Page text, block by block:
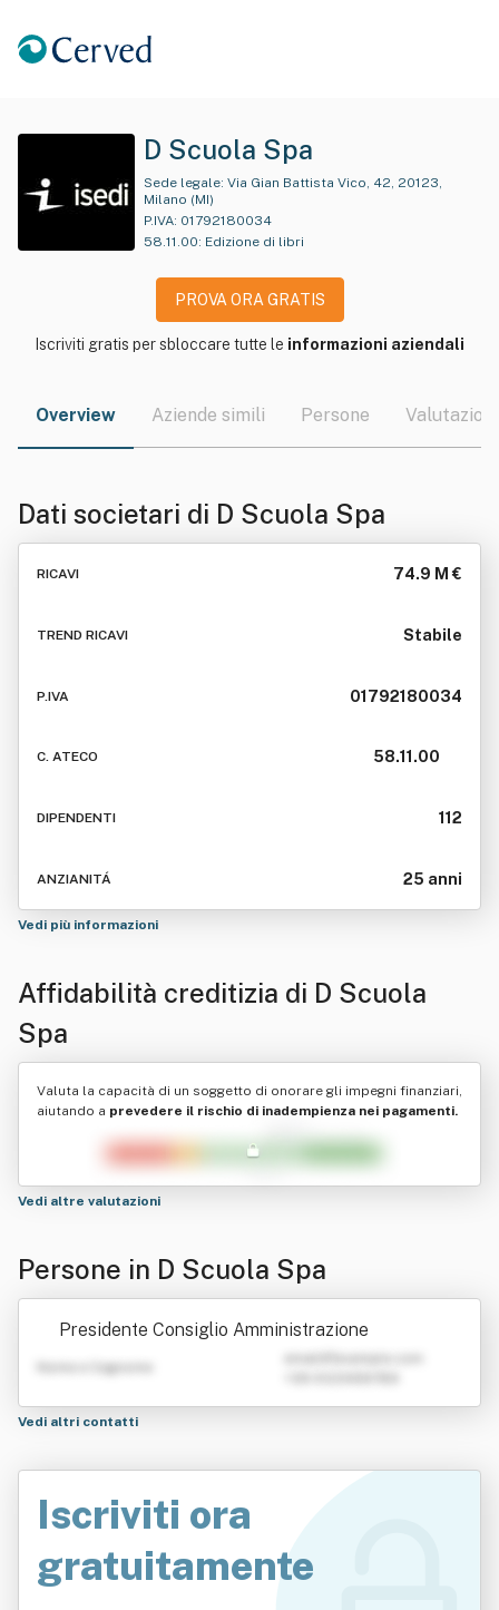
D Scuola Spa
Sede legale:
Milano (MI)
P.IVA: 01792180034
58.11.00: Edizione di libri
PROVA ORA GRATIS
Iscriviti gratis per sbloccare tutte le informazioni aziendali
Overview Aziende simili Persone Valutazioni
Dati societari di D Scuola Spa
RICAVI 74.9 M €
TREND RICAVI Stabile
P.IVA 01792180034
C. ATECO 58.11.00
DIPENDENTI 112
ANZIANITÁ 25 anni
Vedi più informazioni
Affidabilità creditizia di D Scuola
Spa
Valuta la capacità di un soggetto di onorare gli impegni finanziari,
aiutando a prevedere il rischio di inadempienza nei pagamenti.
Vedi altre valutazioni
Persone in D Scuola Spa
Presidente Consiglio Amministrazione
Nome e Cognome
Vedi altri contatti
Iscriviti ora
gratuitamente